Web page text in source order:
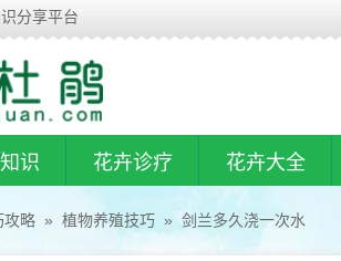
分享平台
识 花卉诊疗 花卉大全
攻略 » 植物养殖技巧 » 剑兰多久浇一次水